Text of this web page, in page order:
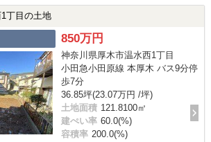
丁目の土地
850万円
神奈川県厚木市温水西1丁目
小田急小田原線 本厚木 バス9分停
歩7分
36.85坪(23.07万円 /坪)
土地面積 121.8100㎡
建ぺい率 60.0(%)
容積率 200.0(%)